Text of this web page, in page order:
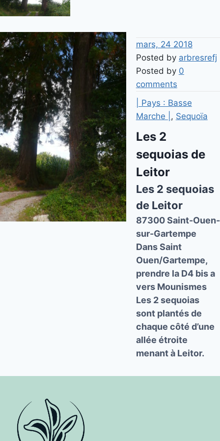
mars, 24 2018
Posted by arbresrefj
Posted by 0
comments
| Pays : Basse
Marche | , Sequoïa
Les 2
sequoias de
Leitor
Les 2 sequoias
de Leitor
87300 Saint-Ouen-
sur-Gartempe
Dans Saint
Ouen/Gartempe,
prendre la D4 bis a
vers Mounismes
Les 2 sequoias
sont plantés de
chaque côté d’une
allée étroite
menant à Leitor.